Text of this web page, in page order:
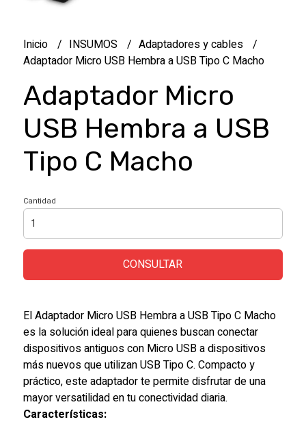
Inicio INSUMOS
Adaptadores y cables
Adaptador Micro USB Hembra a USB Tipo C Macho
Adaptador Micro
USB Hembra a USB
Tipo C Macho
Cantidad
CONSULTAR
El Adaptador Micro USB Hembra a USB Tipo C Macho
es la solución ideal para quienes buscan conectar
dispositivos antiguos con Micro USB a dispositivos
más nuevos que utilizan USB Tipo C. Compacto y
práctico, este adaptador te permite disfrutar de una
mayor versatilidad en tu conectividad diaria.
Características: